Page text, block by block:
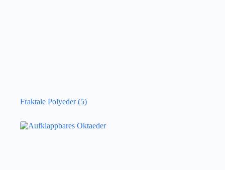
Fraktale Polyeder(5)